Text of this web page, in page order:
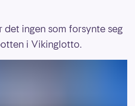
det ingen som forsynte seg
i Vikinglotto.